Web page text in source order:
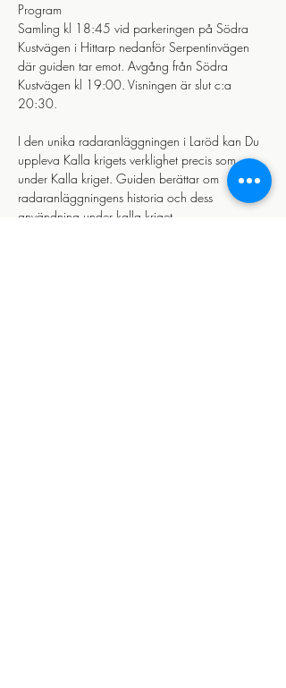
Program
Samling kl 18:45 vid parkeringen på Södra
Kustvägen i Hittarp nedanför Serpentinvägen
där guiden tar emot. Avgång från Södra
Kustvägen kl 19:00. Visningen är slut c:a
20:30.
I den unika radaranläggningen i Laröd kan Du
uppleva Kalla krigets verklighet precis som
under Kalla kriget. Guiden berättar om
radaranläggningens historia och dess
användning under kalla kriget.